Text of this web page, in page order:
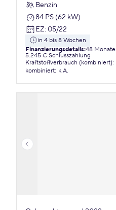
Benzin
84 PS (62 kW)
EZ: 05/22
in 4 bis 8 Wochen
Finanzierungsdetails:48 Monate
5.245 € Schlusszahlung
Kraftstoffverbrauch (kombiniert):
kombiniert: k.A.